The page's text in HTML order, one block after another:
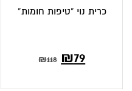
כרית נוי “טיפות חומות”
₪118 ₪79